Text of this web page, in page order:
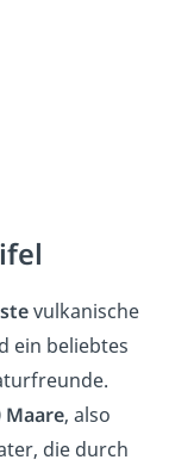
vulkanische
ein beliebtes
Maare, also
die durch